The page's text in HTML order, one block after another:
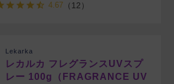
4.67（12）
Lekarka
レカルカ フレグランスUVスプ
レー 100g（FRAGRANCE UV